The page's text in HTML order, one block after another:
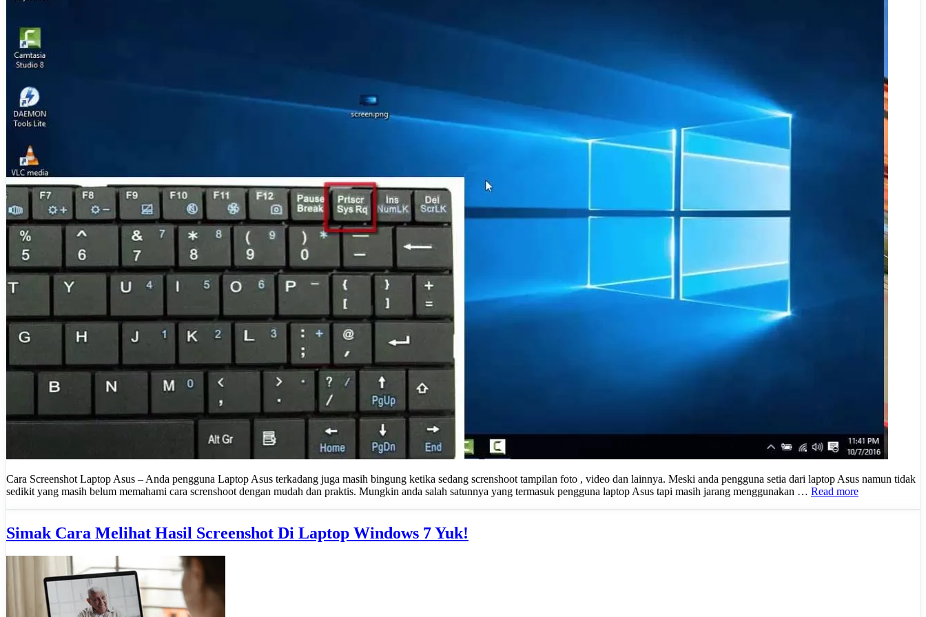
Cara Screenshot Laptop Asus – Anda pengguna Laptop Asus terkadang juga masih bingung ketika sedang screnshoot tampilan foto , video dan lainnya. Meski anda pengguna setia dari laptop Asus namun tidak
sedikit yang masih belum memahami cara screnshoot dengan mudah dan praktis. Mungkin anda salah satunnya yang termasuk pengguna laptop Asus tapi masih jarang menggunakan … Read more
Simak Cara Melihat Hasil Screenshot Di Laptop Windows 7 Yuk!